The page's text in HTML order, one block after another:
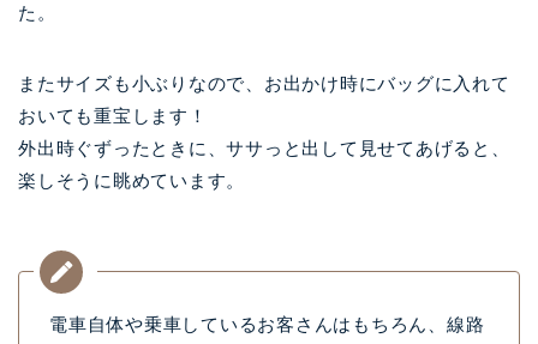
た。
またサイズも小ぶりなので、お出かけ時にバッグに入れて
おいても重宝します！
外出時ぐずったときに、ササっと出して見せてあげると、
楽しそうに眺めています。
電車自体や乗車しているお客さんはもちろん、線路